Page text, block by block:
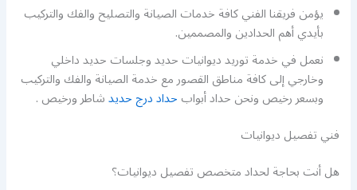
يؤمن فريقنا الفني كافة خدمات الصيانة والتصليح والفك والتركيب
بأيدي أهم الحدادين والمصممين.
نعمل في خدمة توريد ديوانيات حديد وجلسات حديد داخلي
وخارجي إلى كافة مناطق القصور مع خدمة الصيانة والفك والتركيب
وبسعر رخيص ونحن حداد أبوابحداد درج حديدشاطر ورخيص .
فني تفصيل ديوانيات
هل أنت بحاجة لحداد متخصص تفصيل ديوانيات؟